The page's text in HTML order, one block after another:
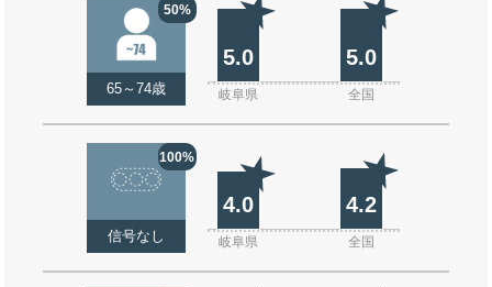
50%
65～74歳
5.0 5.0
岐阜県 全国
100%
信号なし
4.0 4.2
岐阜県 全国